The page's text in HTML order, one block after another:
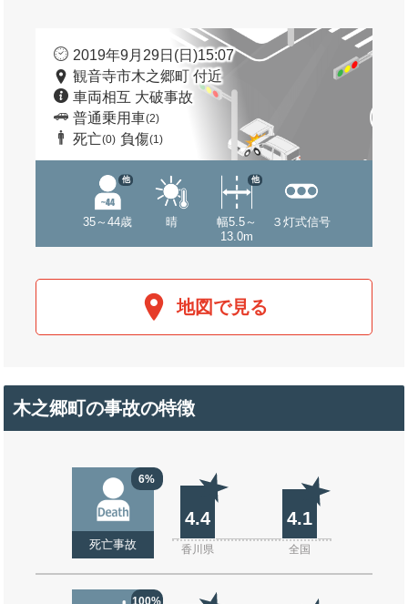
2019年9月29日(日)15:07
観音寺市木之郷町 付近
車両相互 大破事故
普通乗用車(2)
死亡(0) 負傷(1)
35～44歳
他
晴
幅5.5～
13.0m
他
３灯式信号
地図で見る
木之郷町の事故の特徴
6%
死亡事故
4.4 4.1
香川県 全国
100%